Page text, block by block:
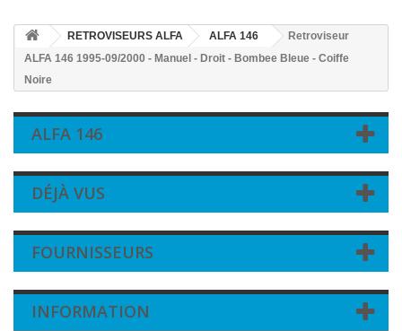
RETROVISEURS ALFA ALFA 146
Retroviseur
ALFA 146 1995-09/2000 - Manuel - Droit - Bombee Bleue - Coiffe
Noire
ALFA 146
DÉJÀ VUS
FOURNISSEURS
INFORMATION